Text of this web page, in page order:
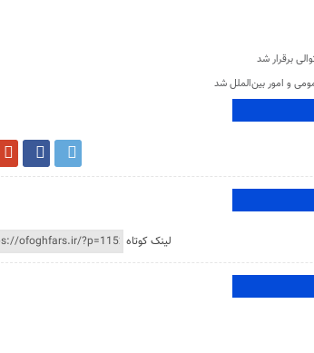
برقرار شد
و امور بین‌الملل شد
لینک کوتاه